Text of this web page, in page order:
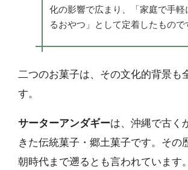
化の影響で広まり、「家庭で手軽
るおやつ」として定着したもので
二つのお菓子は、その文化的背景も
す。
サーターアンダギーは、沖縄で古く
きた伝統菓子・郷土菓子です。その
朝時代まで遡るとも言われています。